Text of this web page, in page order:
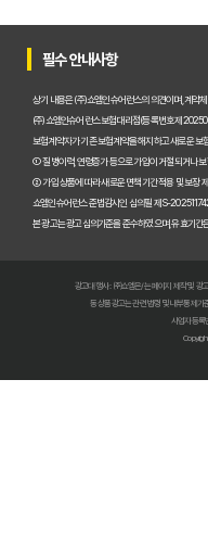
펫보험비교사이트, 평점만
펫보험비교사이트,
펫보험비교사이트 이용 전
펫보험비교사이트, 내
펫보험비교사이트 현명하게 고
숨은 혜택까지 찾는 펫보험
필수 안내사항
상기 내용은 (주)쇼엠인슈어런스의 의견이며, 계약
(주)쇼엠인슈어런스 보험대리점(등록번호 제
보험계약자가 기존 보험계약을 해지하고 새로운 보
① 질병이력, 연령증가 등으로 가입이 거절되거나
② 가입 상품에 따라 새로운 면책기간 적용 및 보장
쇼엠인슈어런스 준법감시인 심의필 제S-
본 광고는 광고심의기준을 준수하였으며, 유효기간
광고대행사 : ㈜쇼엠은/는 페이지 제작 및 광
동 상품광고는 관련 법령 및 내부통제기
사업자등록